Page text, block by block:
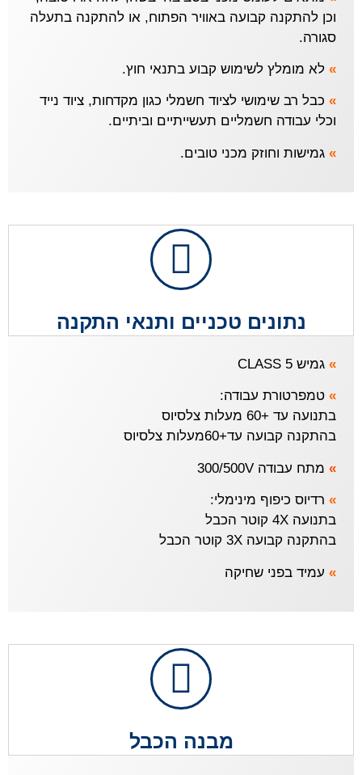
וכן להתקנה קבועה באוויר הפתוח, או להתקנה בתעלה
סגורה.
» לא מומלץ לשימוש קבוע בתנאי חוץ.
» כבל רב שימושי לציוד חשמלי כגון מקדחות, ציוד נייד
וכלי עבודה חשמליים תעשייתיים וביתיים.
» גמישות וחוזק מכני טובים.
נתונים טכניים ותנאי התקנה
» גמיש CLASS 5
» טמפרטורת עבודה:
בתנועה עד +60 מעלות צלסיוס
בהתקנה קבועה עד+60מעלות צלסיוס
» מתח עבודה 300/500V
» רדיוס כיפוף מינימלי:
בתנועה 4X קוטר הכבל
בהתקנה קבועה 3X קוטר הכבל
» עמיד בפני שחיקה
מבנה הכבל